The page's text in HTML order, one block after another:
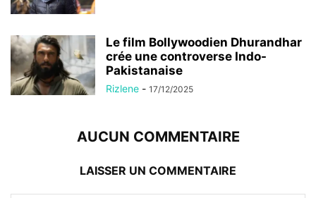
Le film Bollywoodien Dhurandhar
crée une controverse Indo-
Pakistanaise
Rizlene - 17/12/2025
AUCUN COMMENTAIRE
LAISSER UN COMMENTAIRE